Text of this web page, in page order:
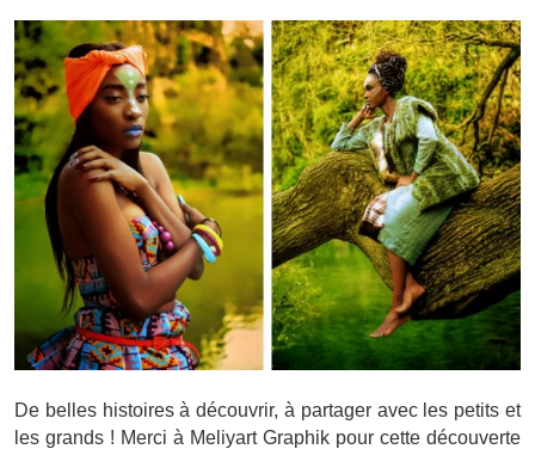
De belles histoires à découvrir, à partager avec les petits et
les grands ! Merci à Meliyart Graphik pour cette découverte